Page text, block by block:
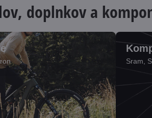
doplnkov a
Sram,